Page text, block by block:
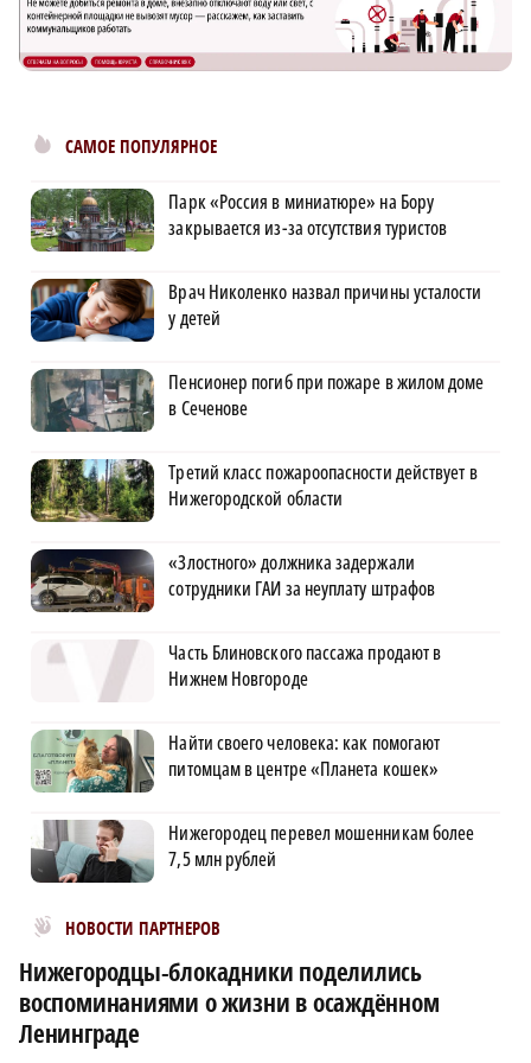
САМОЕ ПОПУЛЯРНОЕ
Парк «Россия в миниатюре» на Бору
закрывается из-за отсутствия туристов
Врач Николенко назвал причины усталости
у детей
Пенсионер погиб при пожаре в жилом доме
в Сеченове
Третий класс пожароопасности действует в
Нижегородской области
«Злостного» должника задержали
сотрудники ГАИ за неуплату штрафов
Часть Блиновского пассажа продают в
Нижнем Новгороде
Найти своего человека: как помогают
питомцам в центре «Планета кошек»
Нижегородец перевел мошенникам более
7,5 млн рублей
НОВОСТИ ПАРТНЕРОВ
Новости МирТесен
Нижегородцы-блокадники поделились
воспоминаниями о жизни в осаждённом
Ленинграде